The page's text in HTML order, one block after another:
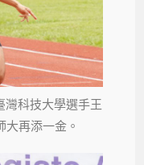
灣科技大學選手王
大再添一金。